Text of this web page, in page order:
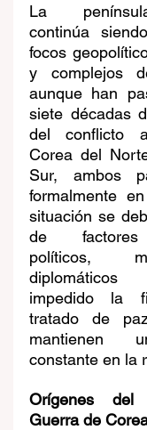
La
continúa
focos
y complejos
aunque han
siete décadas
del conflicto
Corea del
Sur, ambos
formalmente
situación se
de factores
políticos,
impedido la
tratado de
mantienen
constante en la
Orígenes del
Guerra de